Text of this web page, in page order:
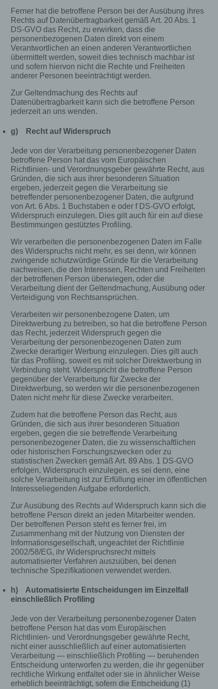
Ferner hat die betroffene Person bei der Ausübung ihres
Rechts auf Datenübertragbarkeit gemäß Art. 20 Abs. 1
DS-GVO das Recht, zu erwirken, dass die
personenbezogenen Daten direkt von einem
Verantwortlichen an einen anderen Verantwortlichen
übermittelt werden, soweit dies technisch machbar ist
und sofern hiervon nicht die Rechte und Freiheiten
anderer Personen beeinträchtigt werden.
Zur Geltendmachung des Rechts auf
Datenübertragbarkeit kann sich die betroffene Person
jederzeit an uns wenden.
g) Recht auf Widerspruch
Jede von der Verarbeitung personenbezogener Daten
betroffene Person hat das vom Europäischen
Richtlinien- und Verordnungsgeber gewährte Recht, aus
Gründen, die sich aus ihrer besonderen Situation
ergeben, jederzeit gegen die Verarbeitung sie
betreffender personenbezogener Daten, die aufgrund
von Art. 6 Abs. 1 Buchstaben e oder f DS-GVO erfolgt,
Widerspruch einzulegen. Dies gilt auch für ein auf diese
Bestimmungen gestütztes Profiling.
Wir verarbeiten die personenbezogenen Daten im Falle
des Widerspruchs nicht mehr, es sei denn, wir können
zwingende schutzwürdige Gründe für die Verarbeitung
nachweisen, die den Interessen, Rechten und Freiheiten
der betroffenen Person überwiegen, oder die
Verarbeitung dient der Geltendmachung, Ausübung oder
Verteidigung von Rechtsansprüchen.
Verarbeiten wir personenbezogene Daten, um
Direktwerbung zu betreiben, so hat die betroffene Person
das Recht, jederzeit Widerspruch gegen die
Verarbeitung der personenbezogenen Daten zum
Zwecke derartiger Werbung einzulegen. Dies gilt auch
für das Profiling, soweit es mit solcher Direktwerbung in
Verbindung steht. Widerspricht die betroffene Person
gegenüber der Verarbeitung für Zwecke der
Direktwerbung, so werden wir die personenbezogenen
Daten nicht mehr für diese Zwecke verarbeiten.
Zudem hat die betroffene Person das Recht, aus
Gründen, die sich aus ihrer besonderen Situation
ergeben, gegen die sie betreffende Verarbeitung
personenbezogener Daten, die zu wissenschaftlichen
oder historischen Forschungszwecken oder zu
statistischen Zwecken gemäß Art. 89 Abs. 1 DS-GVO
erfolgen, Widerspruch einzulegen, es sei denn, eine
solche Verarbeitung ist zur Erfüllung einer im öffentlichen
Interesseliegenden Aufgabe erforderlich.
Zur Ausübung des Rechts auf Widerspruch kann sich die
betroffene Person direkt an jeden Mitarbeiter wenden.
Der betroffenen Person steht es ferner frei, im
Zusammenhang mit der Nutzung von Diensten der
Informationsgesellschaft, ungeachtet der Richtlinie
2002/58/EG, ihr Widerspruchsrecht mittels
automatisierter Verfahren auszuüben, bei denen
technische Spezifikationen verwendet werden.
h) Automatisierte Entscheidungen im Einzelfall
einschließlich Profiling
Jede von der Verarbeitung personenbezogener Daten
betroffene Person hat das vom Europäischen
Richtlinien- und Verordnungsgeber gewährte Recht,
nicht einer ausschließlich auf einer automatisierten
Verarbeitung — einschließlich Profiling — beruhenden
Entscheidung unterworfen zu werden, die ihr gegenüber
rechtliche Wirkung entfaltet oder sie in ähnlicher Weise
erheblich beeinträchtigt, sofern die Entscheidung (1)
angegebenen personenbezogenen Daten
jederzeit abzuändern oder vollständig aus dem
Datenbestand des für die Verarbeitung
Verantwortlichen löschen zu lassen.
Der für die Verarbeitung Verantwortliche erteilt
jeder betroffenen Person jederzeit auf Anfrage
Auskunft darüber, welche personenbezogenen
Daten über die betroffene Person gespeichert sind.
Ferner berichtigt oder löscht der für die
Verarbeitung Verantwortliche personenbezogene
Person, soweit dem keine gesetzlichen
Gesamtheit der Mitarbeiter des für die Verarbeitung
Verantwortlichen stehen der betroffenen Person in
diesem Zusammenhang als Ansprechpartner zur
Verfügung.
Kontaktmöglichkeit über die Internetseite
Die Internetseite enthält aufgrund von gesetzlichen
Vorschriften Angaben, die eine schnelle
Unternehmen sowie eine unmittelbare
Kommunikation mit uns ermöglichen, was
ebenfalls eine allgemeine Adresse der
sogenannten elektronischen Post (E-Mail-
Adresse) umfasst. Sofern eine betroffene Person
per E-Mail oder über ein Kontaktformular den
Kontakt mit dem für die Verarbeitung
betroffenen Person übermittelten
personenbezogenen Daten automatisch
gespeichert. Solche auf freiwilliger Basis von einer
betroffenen Person an den für die Verarbeitung
Verantwortlichen übermittelten
personenbezogenen Daten werden für Zwecke der
Bearbeitung oder der Kontaktaufnahme zur
betroffenen Person gespeichert. Es erfolgt keine
Weitergabe dieser personenbezogenen Daten an
Dritte.
Internetseite
Wir bieten den Nutzern auf einem Blog, der sich
auf der Internetseite des für die Verarbeitung
Verantwortlichen befindet, die Möglichkeit,
individuelle Kommentare zu einzelnen Blog-
Beiträgen zu hinterlassen. Ein Blog ist ein auf
einer Internetseite geführtes, in der Regel öffentlich
einsehbares Portal, in welchem eine oder mehrere
werden, Artikel posten oder Gedanken in
sogenannten Blogposts niederschreiben können.
Die Blogposts können in der Regel von Dritten
kommentiert werden.
Hinterlässt eine betroffene Person einen
Kommentar in dem auf dieser Internetseite
veröffentlichten Blog, werden neben den von der
auch Angaben zum Zeitpunkt der
Kommentareingabe sowie zu dem von der
(Pseudonym) gespeichert und veröffentlicht.
Ferner wird die vom Internet-Service-Provider
(ISP) der betroffenen Person vergebene IP-
Adresse mitprotokolliert. Diese Speicherung der
IP-Adresse erfolgt aus Sicherheitsgründen und für
den Fall, dass die betroffene Person durch einen
abgegebenen Kommentar die Rechte Dritter